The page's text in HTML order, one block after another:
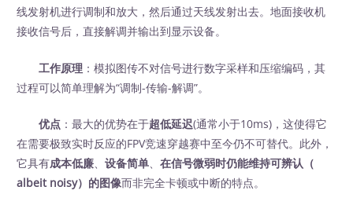
线发射机进行调制和放大，然后通过天线发射出去。地面接收机
接收信号后，直接解调并输出到显示设备。
工作原理 ：模拟图传不对信号进行数字采样和压缩编码，其
过程可以简单理解为“调制-传输-解调”。
优点 ：最大的优势在于超低延迟(通常小于10ms)，这使得它
在需要极致实时反应的FPV竞速穿越赛中至今仍不可替代。此外，
它具有成本低廉、设备简单、在信号微弱时仍能维持可辨认（
albeit noisy）的图像而非完全卡顿或中断的特点。